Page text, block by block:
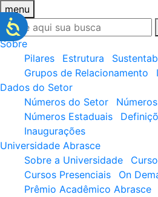
menu
Sobre
Pilares
Estrutura
Grupos de Relacionamento
Dados do Setor
Números do Setor
Números Estaduais
Inaugurações
Universidade Abrasce
Sobre a Universidade
Cursos Presenciais
On
Prêmio Acadêmico Abrasce